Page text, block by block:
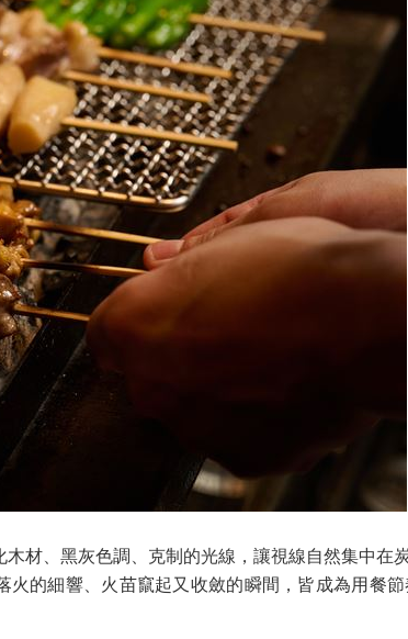
材、黑灰色調、克制的光線，讓視線自然集中在
的細響、火苗竄起又收斂的瞬間，皆成為用餐